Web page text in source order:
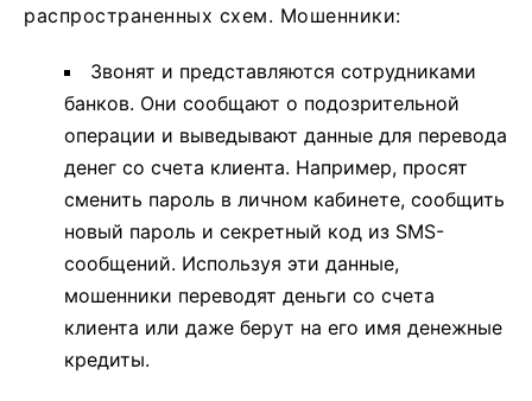
распространенных схем. Мошенники:
Звонят и представляются сотрудниками
банков. Они сообщают о подозрительной
операции и выведывают данные для перевода
денег со счета клиента. Например, просят
сменить пароль в личном кабинете, сообщить
новый пароль и секретный код из SMS-
сообщений. Используя эти данные,
мошенники переводят деньги со счета
клиента или даже берут на его имя денежные
кредиты.